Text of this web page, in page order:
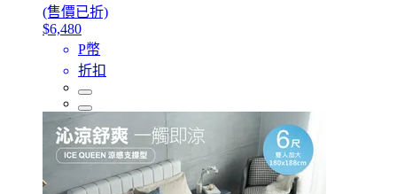
(售價已折)
$6,480
P幣
折扣